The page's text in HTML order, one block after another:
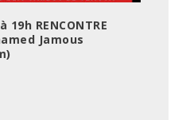
19h RENCONTRE
Jamous